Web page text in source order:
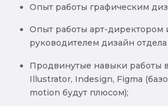
Опыт работы графическим
Опыт работы арт-директором
руководителем дизайн отдела
Продвинутые навыки работы
Illustrator, Indesign, Figma
motion будут плюсом);